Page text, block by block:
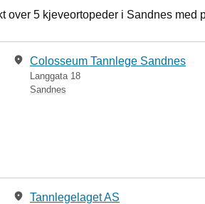
5 kjeveortopeder i Sandnes med
Colosseum Tannlege Sandnes
Langgata 18
Sandnes
Tannlegelaget AS